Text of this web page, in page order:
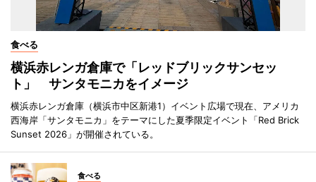
食べる
横浜赤レンガ倉庫で「レッドブリックサンセッ
ト」 サンタモニカをイメージ
横浜赤レンガ倉庫（横浜市中区新港1）イベント広場で現在、アメリカ
西海岸「サンタモニカ」をテーマにした夏季限定イベント「Red Brick
Sunset 2026」が開催されている。
食べる